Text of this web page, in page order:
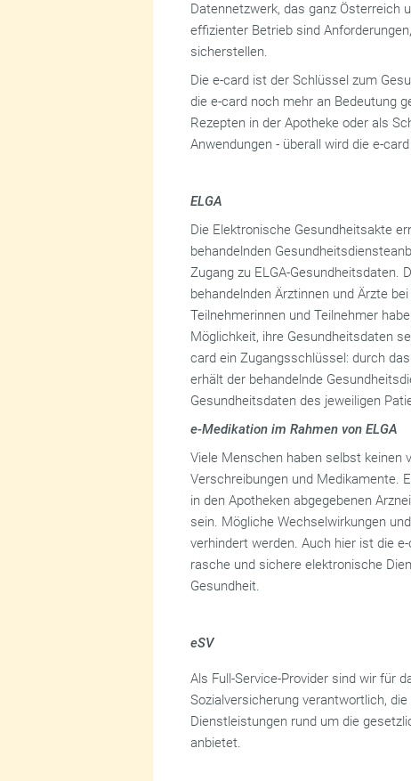
Datennetzwerk, das ganz Österreich
effizienter Betrieb sind
sicherstellen.
Die e-card ist der Schlüssel zum
die e-card noch mehr an Bedeutung
Rezepten in der Apotheke oder als
Anwendungen - überall wird die e-
ELGA
Die Elektronische Gesundheitsakte
behandelnden
Zugang zu ELGA-Gesundheitsdaten.
behandelnden Ärztinnen und Ärzte
Teilnehmerinnen und Teilnehmer
Möglichkeit, ihre Gesundheitsdaten
card ein Zugangsschlüssel: durch
erhält der behandelnde
Gesundheitsdaten des jeweiligen
e-Medikation im Rahmen von ELGA
Viele Menschen haben selbst keinen
Verschreibungen und Medikamente.
in den Apotheken abgegebenen
sein. Mögliche Wechselwirkungen
verhindert werden. Auch hier ist die
rasche und sichere elektronische
Gesundheit.
eSV
Als Full-Service-Provider sind wir für
Sozialversicherung verantwortlich,
Dienstleistungen rund um die
anbietet.